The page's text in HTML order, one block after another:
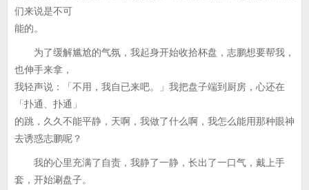
们来说是不可
能的。
为了缓解尴尬的气氛，我起身开始收拾杯盘，志鹏想要帮我，
也伸手来拿，
我轻声说：「不用，我自已来吧。」我把盘子端到厨房，心还在
「扑通、扑通」
的跳，久久不能平静，天啊，我做了什么啊，我怎么能用那种眼神
去诱惑志鹏呢？
我的心里充满了自责，我静了一静，长出了一口气，戴上手
套，开始涮盘子。